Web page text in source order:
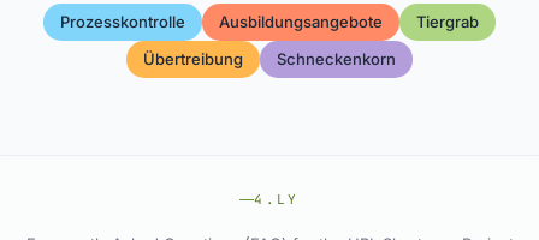
Prozesskontrolle Ausbildungsangebote
Tiergrab
Übertreibung
Schneckenkorn
4.LY